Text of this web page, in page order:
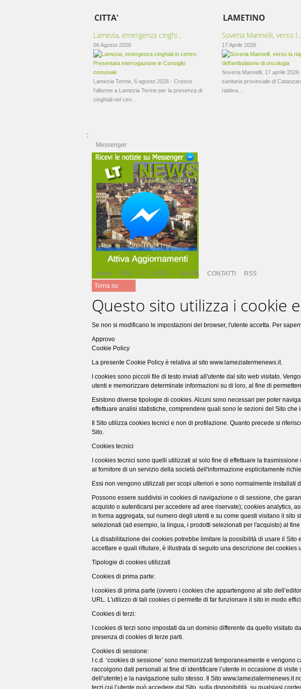
CITTA'
Lamezia, emergenza cinghi...
06 Agosto 2026
Lamezia Terme, 6 agosto 2026 - Cresce
l'allarme a Lamezia Terme per la presenza di
cinghiali nel cen...
LAMETINO
Soveria Mannelli, verso l...
17 Aprile 2026
Soveria Mannelli, 17 aprile 2026
sanitaria provinciale di
riattiva...
:
Messenger
Home WM LT :: VIDEO MAPPA CONTATTI
RSS
Torna su
Questo sito utilizza i cookie
Se non si modificano le impostazioni del browser, l'utente accetta. Per
Approvo
Cookie Policy
La presente Cookie Policy è relativa al sito www.lameziatermenews.it.
I cookies sono piccoli file di testo inviati all'utente dal sito web visitato.
utenti e memorizzare determinate informazioni su di loro, al fine di
Esistono diverse tipologie di cookies. Alcuni sono necessari per poter
effettuare analisi statistiche, comprendere quali sono le sezioni del Sito
Il Sito utilizza cookies tecnici e non di profilazione. Quanto precede si
Sito.
Cookies tecnici
I cookies tecnici sono quelli utilizzati al solo fine di effettuare la
al fornitore di un servizio della società dell'informazione esplicitamente
Essi non vengono utilizzati per scopi ulteriori e sono normalmente installati
Possono essere suddivisi in cookies di navigazione o di sessione, che
acquisto o autenticarsi per accedere ad aree riservate); cookies analytics,
in forma aggregata, sul numero degli utenti e su come questi visitano il
selezionati (ad esempio, la lingua, i prodotti selezionati per l'acquisto) al
La disabilitazione dei cookies potrebbe limitare la possibilità di usare il
accettare e quali rifiutare, è illustrata di seguito una descrizione dei cookies
Tipologie di cookies utilizzati
Cookies di prima parte:
I cookies di prima parte (ovvero i cookies che appartengono al sito
URL. L'utilizzo di tali cookies ci permette di far funzionare il sito in modo
Cookies di terzi:
I cookies di terzi sono impostati da un dominio differente da quello visitato
presenza di cookies di terze parti.
Cookies di sessione:
I c.d. ‘cookies di sessione’ sono memorizzati temporaneamente e
raccolgono dati personali al fine di identificare l’utente in occasione di
dell’utente) e la navigazione sullo stesso. Il Sito www.lameziatermenews.it
terzi cui l’utente può accedere dal Sito, sulla disponibilità, su qualsiasi